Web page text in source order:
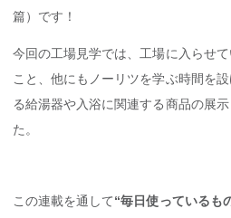
篇）です！
今回の工場見学では、工場に入らせ
こと、他にもノーリツを学ぶ時間を
る給湯器や入浴に関連する商品の展
た。
この連載を通して“毎日使っているも